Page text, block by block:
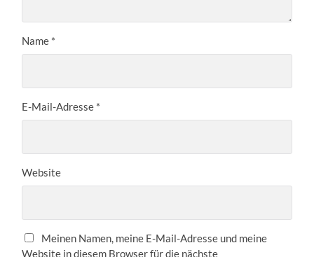
Name *
E-Mail-Adresse *
Website
Meinen Namen, meine E-Mail-Adresse und meine
Website in diesem Browser für die nächste